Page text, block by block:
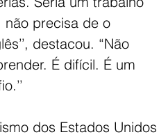
não precisa de o
destacou. “Não
É difícil. É um
dos Estados Unidos